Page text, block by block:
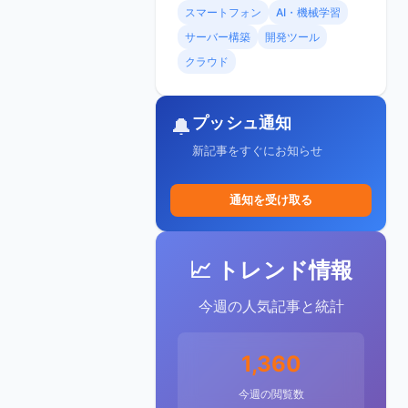
スマートフォン
AI・機械学習
サーバー構築
開発ツール
クラウド
🔔プッシュ通知
新記事をすぐにお知らせ
通知を受け取る
📈 トレンド情報
今週の人気記事と統計
1,360
今週の閲覧数